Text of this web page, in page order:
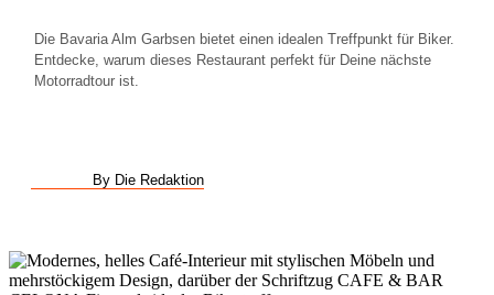
Die Bavaria Alm Garbsen bietet einen idealen Treffpunkt für Biker.
Entdecke, warum dieses Restaurant perfekt für Deine nächste
Motorradtour ist.
By Die Redaktion